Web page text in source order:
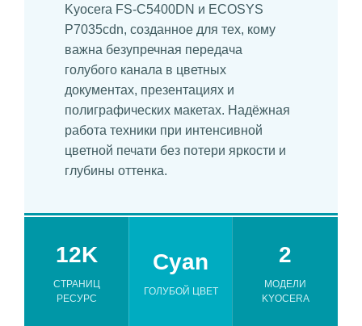
Kyocera FS-C5400DN и ECOSYS
P7035cdn, созданное для тех, кому
важна безупречная передача
голубого канала в цветных
документах, презентациях и
полиграфических макетах. Надёжная
работа техники при интенсивной
цветной печати без потери яркости и
глубины оттенка.
12K
СТРАНИЦ
РЕСУРС
Cyan
ГОЛУБОЙ ЦВЕТ
2
МОДЕЛИ
KYOCERA